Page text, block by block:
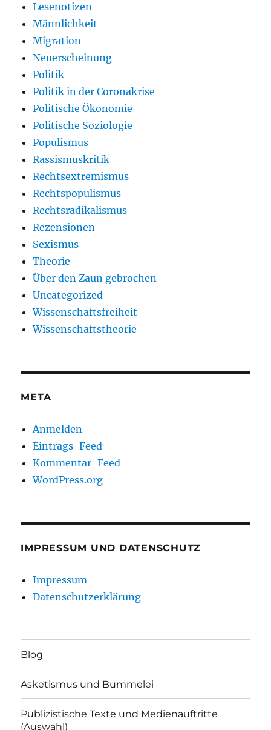
Lesenotizen
Männlichkeit
Migration
Neuerscheinung
Politik
Politik in der Coronakrise
Politische Ökonomie
Politische Soziologie
Populismus
Rassismuskritik
Rechtsextremismus
Rechtspopulismus
Rechtsradikalismus
Rezensionen
Sexismus
Theorie
Über den Zaun gebrochen
Uncategorized
Wissenschaftsfreiheit
Wissenschaftstheorie
META
Anmelden
Eintrags-Feed
Kommentar-Feed
WordPress.org
IMPRESSUM UND DATENSCHUTZ
Impressum
Datenschutzerklärung
Blog
Asketismus und Bummelei
Publizistische Texte und Medienauftritte
(Auswahl)